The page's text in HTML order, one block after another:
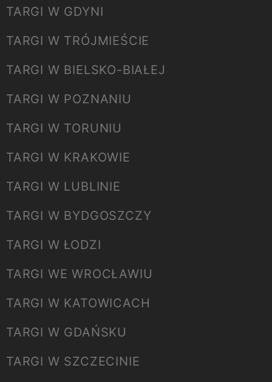
TARGI W GDYNI
TARGI W TRÓJMIEŚCIE
TARGI W BIELSKO-BIAŁEJ
TARGI W POZNANIU
TARGI W TORUNIU
TARGI W KRAKOWIE
TARGI W LUBLINIE
TARGI W BYDGOSZCZY
TARGI W ŁODZI
TARGI WE WROCŁAWIU
TARGI W KATOWICACH
TARGI W GDAŃSKU
TARGI W SZCZECINIE